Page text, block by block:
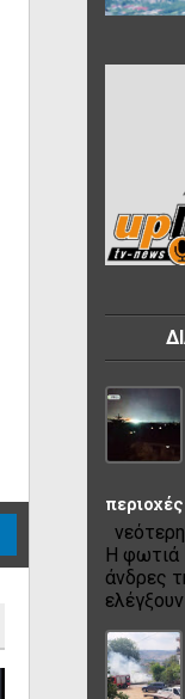
Η φωτιά
άνδρες